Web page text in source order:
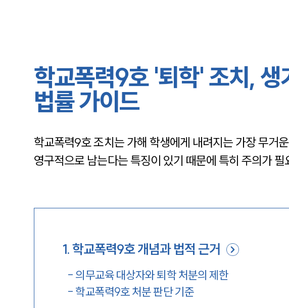
학교폭력9호 '퇴학' 조치, 생
법률 가이드
학교폭력9호 조치는 가해 학생에게 내려지는 가장 무거
영구적으로 남는다는 특징이 있기 때문에 특히 주의가 필
1.학교폭력9호 개념과 법적 근거
- 의무교육 대상자와 퇴학 처분의 제한
- 학교폭력9호 처분 판단 기준